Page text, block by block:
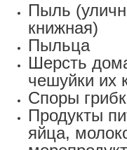
Пыль
книжная)
Пыльца
Шерсть
чешуйки их
Споры
Продукты
яйца,